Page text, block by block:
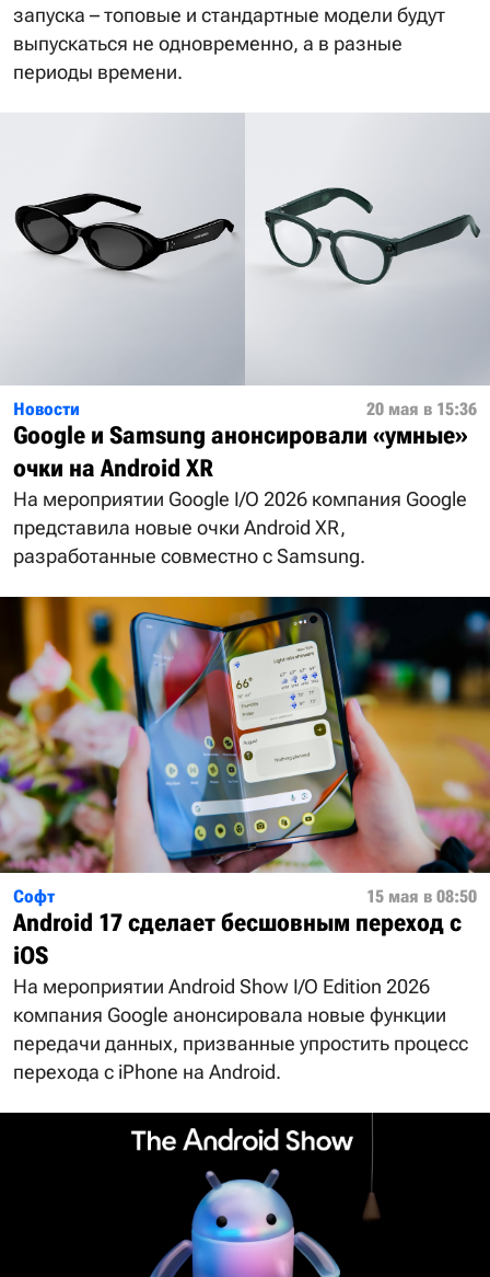
запуска – топовые и стандартные модели будут
выпускаться не одновременно, а в разные
периоды времени.
Новости 20 мая в 15:36
Google и Samsung анонсировали «умные»
очки на Android XR
На мероприятии Google I/O 2026 компания Google
представила новые очки Android XR,
разработанные совместно с Samsung.
Софт 15 мая в 08:50
Android 17 сделает бесшовным переход с
iOS
На мероприятии Android Show I/O Edition 2026
компания Google анонсировала новые функции
передачи данных, призванные упростить процесс
перехода с iPhone на Android.